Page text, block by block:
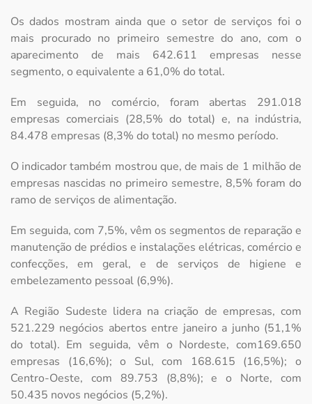
Os dados mostram ainda que o setor de serviços foi o
mais procurado no primeiro semestre do ano, com o
aparecimento de mais 642.611 empresas nesse
segmento, o equivalente a 61,0% do total.
Em seguida, no comércio, foram abertas 291.018
empresas comerciais (28,5% do total) e, na indústria,
84.478 empresas (8,3% do total) no mesmo período.
O indicador também mostrou que, de mais de 1 milhão de
empresas nascidas no primeiro semestre, 8,5% foram do
ramo de serviços de alimentação.
Em seguida, com 7,5%, vêm os segmentos de reparação e
manutenção de prédios e instalações elétricas, comércio e
confecções, em geral, e de serviços de higiene e
embelezamento pessoal (6,9%).
A Região Sudeste lidera na criação de empresas, com
521.229 negócios abertos entre janeiro a junho (51,1%
do total). Em seguida, vêm o Nordeste, com169.650
empresas (16,6%); o Sul, com 168.615 (16,5%); o
Centro-Oeste, com 89.753 (8,8%); e o Norte, com
50.435 novos negócios (5,2%).